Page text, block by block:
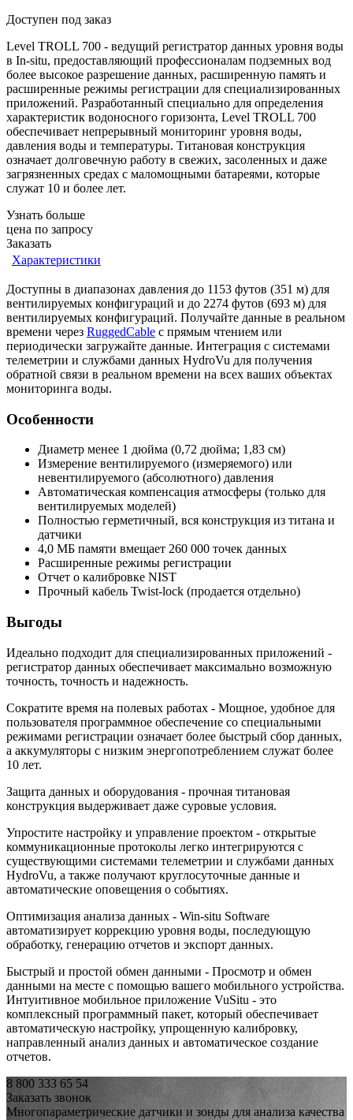
Доступен под заказ
Level TROLL 700 - ведущий регистратор данных уровня воды
в In-situ, предоставляющий профессионалам подземных вод
более высокое разрешение данных, расширенную память и
расширенные режимы регистрации для специализированных
приложений. Разработанный специально для определения
характеристик водоносного горизонта, Level TROLL 700
обеспечивает непрерывный мониторинг уровня воды,
давления воды и температуры. Титановая конструкция
означает долговечную работу в свежих, засоленных и даже
загрязненных средах с маломощными батареями, которые
служат 10 и более лет.
Узнать больше
цена по запросу
Заказать
Характеристики
Доступны в диапазонах давления до 1153 футов (351 м) для
вентилируемых конфигураций и до 2274 футов (693 м) для
вентилируемых конфигураций. Получайте данные в реальном
времени через RuggedCable с прямым чтением или
периодически загружайте данные. Интеграция с системами
телеметрии и службами данных HydroVu для получения
обратной связи в реальном времени на всех ваших объектах
мониторинга воды.
Особенности
Диаметр менее 1 дюйма (0,72 дюйма; 1,83 см)
Измерение вентилируемого (измеряемого) или
невентилируемого (абсолютного) давления
Автоматическая компенсация атмосферы (только для
вентилируемых моделей)
Полностью герметичный, вся конструкция из титана и
датчики
4,0 МБ памяти вмещает 260 000 точек данных
Расширенные режимы регистрации
Отчет о калибровке NIST
Прочный кабель Twist-lock (продается отдельно)
Выгоды
Идеально подходит для специализированных приложений -
регистратор данных обеспечивает максимально возможную
точность, точность и надежность.
Сократите время на полевых работах - Мощное, удобное для
пользователя программное обеспечение со специальными
режимами регистрации означает более быстрый сбор данных,
а аккумуляторы с низким энергопотреблением служат более
10 лет.
Защита данных и оборудования - прочная титановая
конструкция выдерживает даже суровые условия.
Упростите настройку и управление проектом - открытые
коммуникационные протоколы легко интегрируются с
существующими системами телеметрии и службами данных
HydroVu, а также получают круглосуточные данные и
автоматические оповещения о событиях.
Оптимизация анализа данных - Win-situ Software
автоматизирует коррекцию уровня воды, последующую
обработку, генерацию отчетов и экспорт данных.
Быстрый и простой обмен данными - Просмотр и обмен
данными на месте с помощью вашего мобильного устройства.
Интуитивное мобильное приложение VuSitu - это
комплексный программный пакет, который обеспечивает
автоматическую настройку, упрощенную калибровку,
направленный анализ данных и автоматическое создание
отчетов.
8 800 333 65 54
Заказать звонок
Многопараметрические датчики и зонды для анализа качества